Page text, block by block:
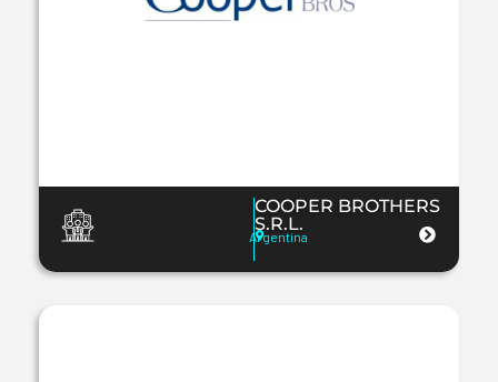
COOPER BROTHERS
S.R.L.
Argentina